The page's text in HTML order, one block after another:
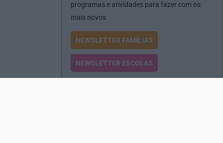
programas e atividades para fazer com os
mais novos
NEWSLETTER FAMÍLIAS
NEWSLETTER ESCOLAS